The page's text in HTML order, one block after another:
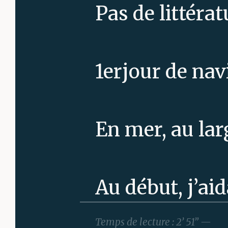
Pas de
1erjour de
En mer, au
Au début,
boire. Ils
Temps de lecture : 2’ 51” —